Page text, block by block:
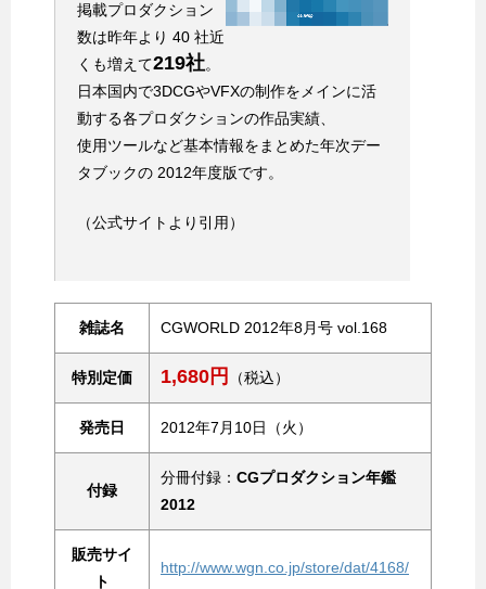
掲載プロダクション
数は昨年より 40 社近
くも増えて219社。
日本国内で3DCGやVFXの制作をメインに活
動する各プロダクションの作品実績、
使用ツールなど基本情報をまとめた年次デー
タブックの 2012年度版です。
（公式サイトより引用）
雑誌名 CGWORLD 2012年8月号 vol.168
特別定価 1,680円 （税込）
発売日 2012年7月10日（火）
付録
分冊付録： CGプロダクション年鑑
2012
販売サイ
ト
http://www.wgn.co.jp/store/dat/4168/